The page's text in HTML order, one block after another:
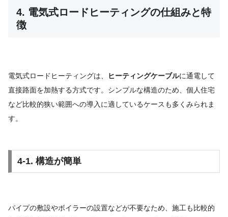
4. 電気式ロードヒーティングの仕組みと特
徴
電気式ロードヒーティングは、 ヒーティングケーブルに通電して
直接路面を加熱する方式です。シンプルな構造のため、個人住宅
など比較的狭い範囲への導入に適しているケースも多くみられま
す。
4-1. 構造が簡単
パイプの敷設やボイラーの設置などが不要なため、施工も比較的